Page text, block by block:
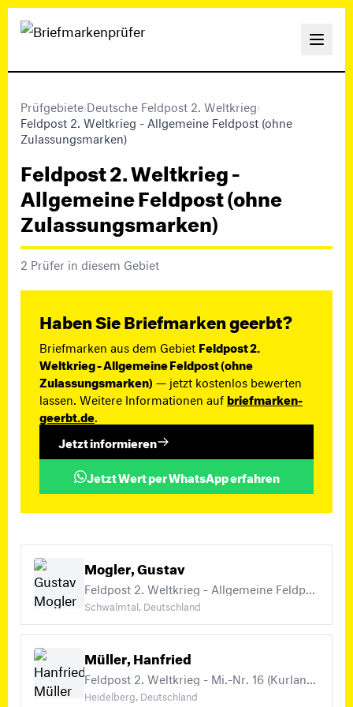
Prüfgebiete›Deutsche Feldpost 2. Weltkrieg›
Feldpost 2. Weltkrieg - Allgemeine Feldpost (ohne
Zulassungsmarken)
Feldpost 2. Weltkrieg -
Allgemeine Feldpost (ohne
Zulassungsmarken)
2 Prüfer in diesem Gebiet
Haben Sie Briefmarken geerbt?
Briefmarken aus dem Gebiet Feldpost 2.
Weltkrieg - Allgemeine Feldpost (ohne
Zulassungsmarken) — jetzt kostenlos bewerten
lassen. Weitere Informationen aufbriefmarken-
geerbt.de
Jetzt informieren
Jetzt Wert per WhatsApp erfahren
Mogler, Gustav
Schwalmtal, Deutschland
Müller, Hanfried
Heidelberg, Deutschland